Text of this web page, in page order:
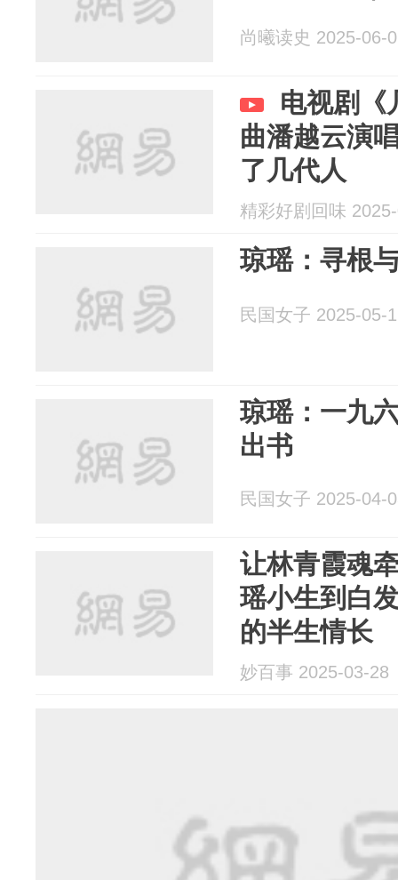
尚曦读史 2025-06-
电视剧《
曲潘越云演
了几代人
精彩好剧回味
琼瑶：寻根
民国女子 2025-05-
琼瑶：一九
出书
民国女子 2025-04-
让林青霞魂
瑶小生到白
的半生情长
妙百事 2025-03-28